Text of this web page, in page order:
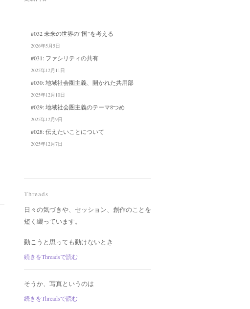
#032 未来の世界の”国”を考える
2026年5月5日
#031: ファシリティの共有
2025年12月11日
#030: 地域社会圏主義、開かれた共用部
2025年12月10日
#029: 地域社会圏主義のテーマ8つめ
2025年12月9日
#028: 伝えたいことについて
2025年12月7日
Threads
日々の気づきや、セッション、創作のことを
短く綴っています。
動こうと思っても動けないとき
続きをThreadsで読む
そうか、写真というのは
続きをThreadsで読む